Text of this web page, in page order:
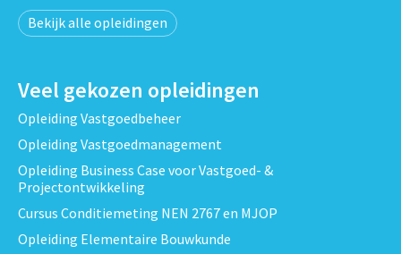
Bekijk alle opleidingen
Veel gekozen opleidingen
Opleiding Vastgoedbeheer
Opleiding Vastgoedmanagement
Opleiding Business Case voor Vastgoed- &
Projectontwikkeling
Cursus Conditiemeting NEN 2767 en MJOP
Opleiding Elementaire Bouwkunde